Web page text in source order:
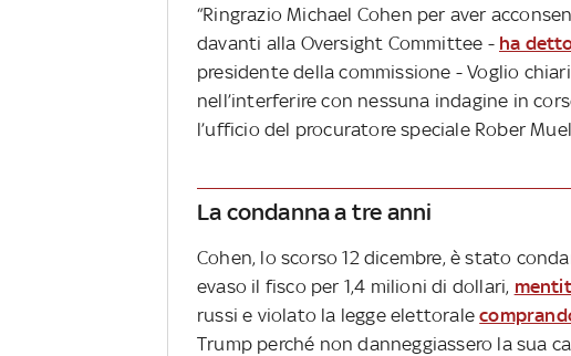
“Ringrazio Michael Cohen per aver
davanti alla Oversight Committee - ha
presidente della commissione - Voglio
nell’interferire con nessuna indagine in
l’ufficio del procuratore speciale Rober
La condanna a tre anni
Cohen, lo scorso 12 dicembre, è stato
evaso il fisco per 1,4 milioni di dollari,
russi e violato la legge elettorale
Trump perché non danneggiassero la sua